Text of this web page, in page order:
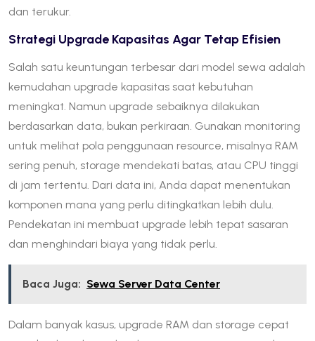
dan terukur.
Strategi Upgrade Kapasitas Agar Tetap Efisien
Salah satu keuntungan terbesar dari model sewa adalah
kemudahan upgrade kapasitas saat kebutuhan
meningkat. Namun upgrade sebaiknya dilakukan
berdasarkan data, bukan perkiraan. Gunakan monitoring
untuk melihat pola penggunaan resource, misalnya RAM
sering penuh, storage mendekati batas, atau CPU tinggi
di jam tertentu. Dari data ini, Anda dapat menentukan
komponen mana yang perlu ditingkatkan lebih dulu.
Pendekatan ini membuat upgrade lebih tepat sasaran
dan menghindari biaya yang tidak perlu.
Baca Juga: Sewa Server Data Center
Dalam banyak kasus, upgrade RAM dan storage cepat